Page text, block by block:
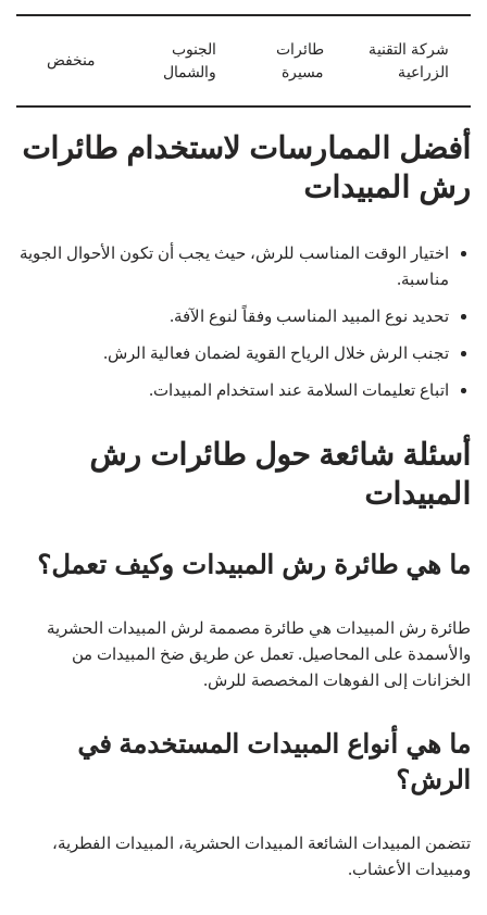
شركة التقنية
الزراعية
طائرات
مسيرة
الجنوب
والشمال
منخفض
أفضل الممارسات لاستخدام طائرات
رش المبيدات
اختيار الوقت المناسب للرش، حيث يجب أن تكون الأحوال الجوية
مناسبة.
تحديد نوع المبيد المناسب وفقاً لنوع الآفة.
تجنب الرش خلال الرياح القوية لضمان فعالية الرش.
اتباع تعليمات السلامة عند استخدام المبيدات.
أسئلة شائعة حول طائرات رش
المبيدات
ما هي طائرة رش المبيدات وكيف تعمل؟
طائرة رش المبيدات هي طائرة مصممة لرش المبيدات الحشرية
والأسمدة على المحاصيل. تعمل عن طريق ضخ المبيدات من
الخزانات إلى الفوهات المخصصة للرش.
ما هي أنواع المبيدات المستخدمة في
الرش؟
تتضمن المبيدات الشائعة المبيدات الحشرية، المبيدات الفطرية،
ومبيدات الأعشاب.